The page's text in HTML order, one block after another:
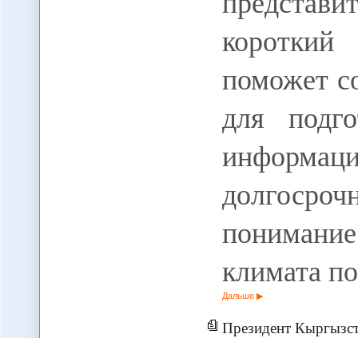
поможет
для
климата
Дальше
Президент Кыргызстана